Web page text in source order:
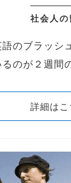
社会人の
のブラッシ
のが２週間
詳細はこ